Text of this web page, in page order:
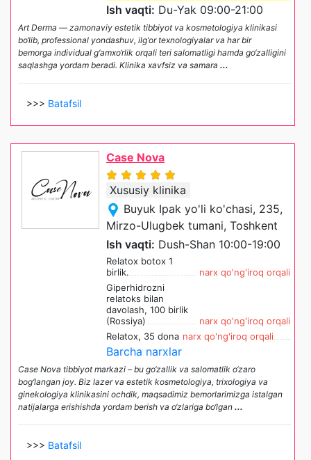
Ish vaqti: Du-Yak 09:00-21:00
Art Derma — zamonaviy estetik tibbiyot va kosmetologiya klinikasi
bo‘lib, professional yondashuv, ilg‘or texnologiyalar va har bir
bemorga individual g‘amxo‘rlik orqali teri salomatligi hamda go‘zalligini
saqlashga yordam beradi. Klinika xavfsiz va samara ...
>>> Batafsil
Case Nova
Xususiy klinika
Buyuk Ipak yo'li ko'chasi, 235,
Mirzo-Ulugbek tumani, Toshkent
Ish vaqti: Dush-Shan 10:00-19:00
Relatox botox 1
birlik.
narx qo'ng'iroq orqali
Giperhidrozni
relatoks bilan
davolash, 100 birlik
(Rossiya)
narx qo'ng'iroq orqali
Relatox, 35 dona narx qo'ng'iroq orqali
Barcha narxlar
Case Nova tibbiyot markazi – bu go‘zallik va salomatlik o‘zaro
bog‘langan joy. Biz lazer va estetik kosmetologiya, trixologiya va
ginekologiya klinikasini ochdik, maqsadimiz bemorlarimizga istalgan
natijalarga erishishda yordam berish va o‘zlariga bo‘lgan ...
>>> Batafsil